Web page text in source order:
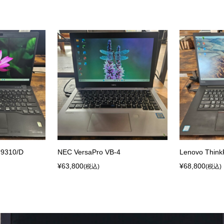
D
NEC VersaPro VB-4
¥63,800(税込)
Lenovo
¥68,800(税込)